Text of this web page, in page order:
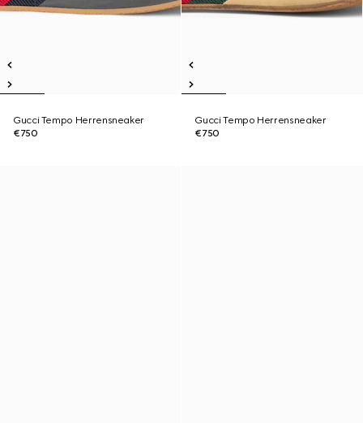
Gucci Tempo Herrensneaker
€750
Gucci Tempo Herrensneaker
€750